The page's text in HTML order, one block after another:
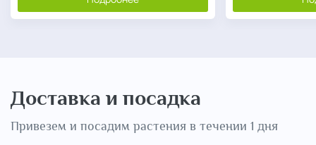
Доставка и посадка
Привезем и посадим растения в течении 1 дня